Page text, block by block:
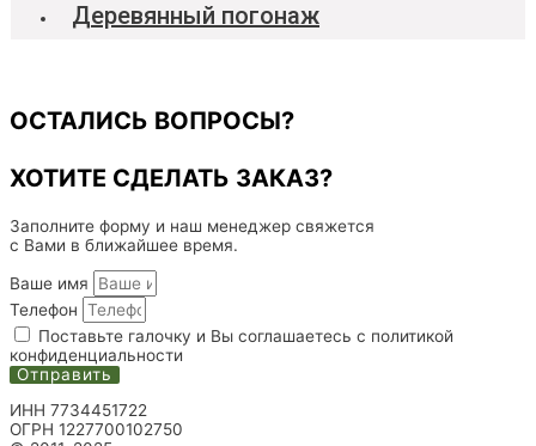
Деревянный погонаж
ОСТАЛИСЬ ВОПРОСЫ?
ХОТИТЕ СДЕЛАТЬ ЗАКАЗ?
Заполните форму и наш менеджер свяжется
с Вами в ближайшее время.
Ваше имя
Телефон
Поставьте галочку и Вы соглашаетесь с политикой
конфиденциальности
Отправить
ИНН 7734451722
ОГРН 1227700102750